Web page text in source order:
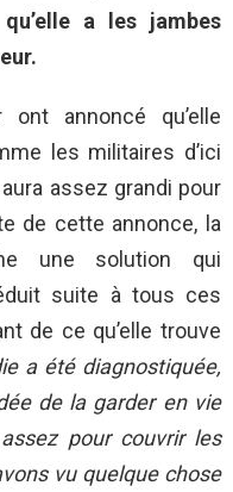
a les jambes
annoncé qu’elle
les militaires d’ici
aura assez grandi pour
de cette annonce, la
une solution qui
suite à tous ces
de ce qu’elle trouve
a été diagnostiquée,
de la garder en vie
pour couvrir les
vu quelque chose